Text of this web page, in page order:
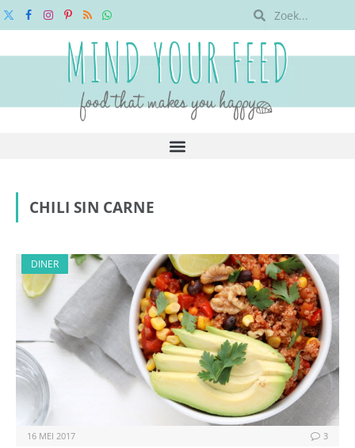
X
FacebookInstagram
Pinterest
RSSWhatsApp
CHILI SIN CARNE
DINER
16 MEI 2017 3